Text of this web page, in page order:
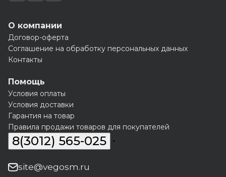
О компании
Договор-оферта
Соглашение на обработку персональных данных
Контакты
Помощь
Условия оплаты
Условия доставки
Гарантия на товар
Правила продажи товаров для покупателей
8(3012) 565-025
site@vegosm.ru